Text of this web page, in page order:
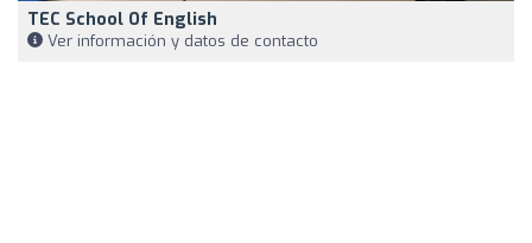
TEC School Of English
Ver información y datos de contacto